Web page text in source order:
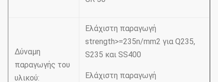
Δύναμη
παραγωγής του
υλικού:
Ελάχιστη παραγωγή
strength>=235n/mm2 για Q235,
S235 και SS400
Ελάχιστη παραγωγή